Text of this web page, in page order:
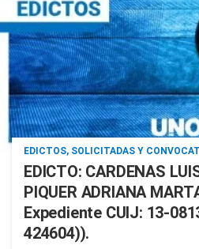
EDICTOS, SOLICITADAS Y
EDICTO: CARDENAS
PIQUER ADRIANA
Expediente CUIJ: 13-
424604)).